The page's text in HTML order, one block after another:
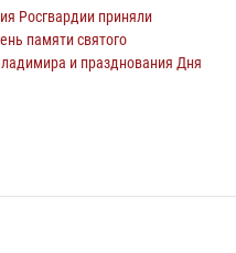
Росгвардии приняли
памяти святого
и празднования Дня